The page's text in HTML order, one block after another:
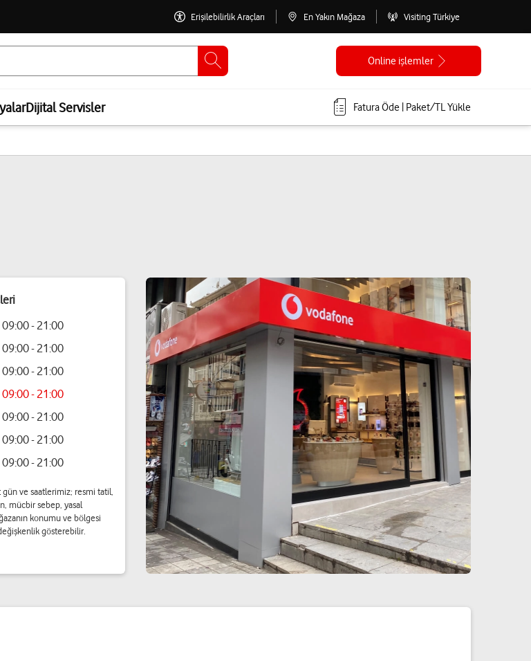
Erişilebilirlik Araçları En Yakın Mağaza Visiting Türkiye
Online işlemler
Dijital Servisler Fatura Öde | Paket/TL Yükle
09:00 - 21:00
09:00 - 21:00
09:00 - 21:00
09:00 - 21:00
09:00 - 21:00
09:00 - 21:00
09:00 - 21:00
ve saatlerimiz; resmi tatil,
mücbir sebep, yasal
konumu ve bölgesi
gösterebilir.